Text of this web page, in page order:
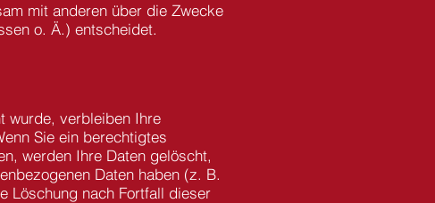
mit anderen über die Zwecke
o. Ä.) entscheidet.
wurde, verbleiben Ihre
Sie ein berechtigtes
werden Ihre Daten gelöscht,
Daten haben (z. B.
Löschung nach Fortfall dieser